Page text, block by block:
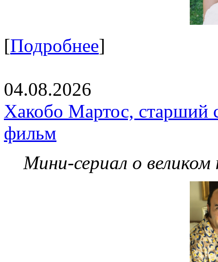
[Подробнее]
04.08.2026
Хакобо Мартос, старший
фильм
Мини-сериал о великом